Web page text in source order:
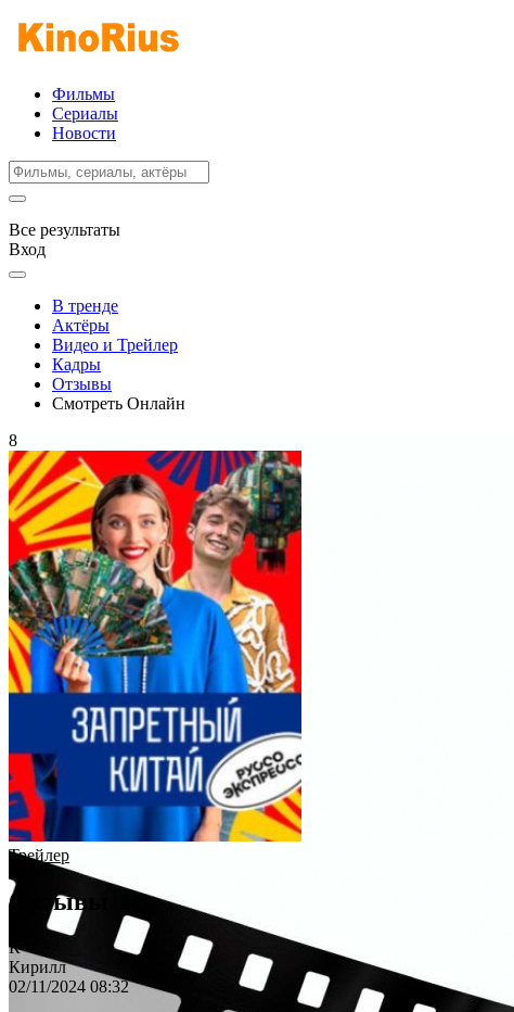
Фильмы
Сериалы
Новости
Все результаты
Вход
В тренде
Актёры
Видео и Трейлер
Кадры
Отзывы
Смотреть Онлайн
8
Трейлер
Отзывы
К
Кирилл
02/11/2024 08:32